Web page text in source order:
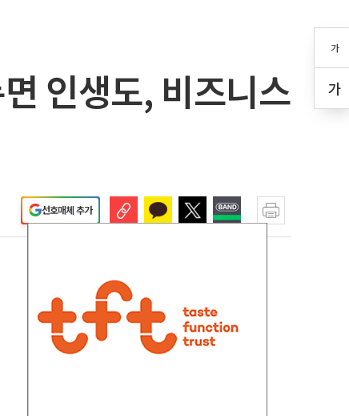
가
가
인생도, 비즈니스
선호매체 추가